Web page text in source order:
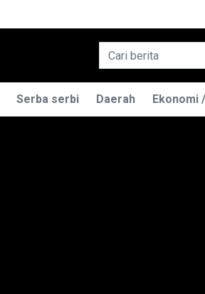
PEMILIK BASO ENGGAL MALANG
Serba serbi Daerah Ekonomi